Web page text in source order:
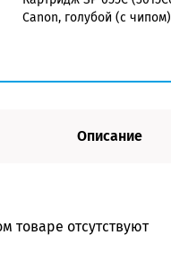
Canon, голубой (с чипом)
Описание
товаре отсутствуют